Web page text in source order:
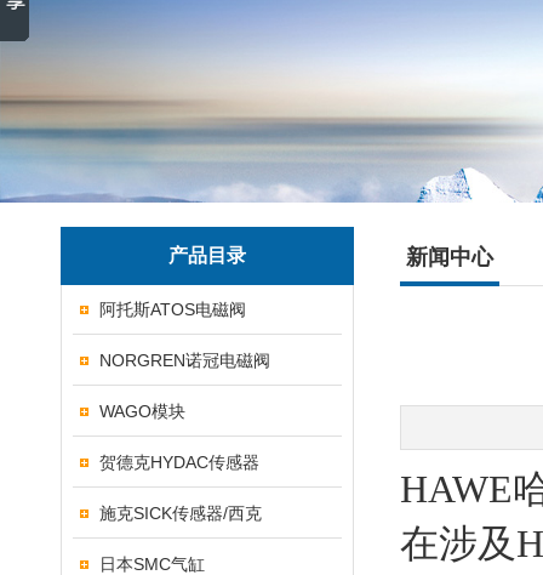
产品目录
阿托斯ATOS电磁阀
NORGREN诺冠电磁阀
WAGO模块
贺德克HYDAC传感器
施克SICK传感器/西克
日本SMC气缸
新闻中心
HAWE
在涉及